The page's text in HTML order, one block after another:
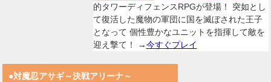
的タワーディフェンスRPGが登場！ 突如とし
て復活した魔物の軍団に国を滅ぼされた王子
となって 個性豊かなユニットを指揮して敵を
迎え撃て！ →今すぐプレイ
●対魔忍アサギ～決戦アリーナ～